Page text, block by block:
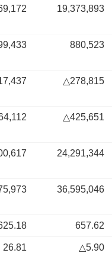
19,373,893
880,523
△278,815
△425,651
24,291,344
36,595,046
657.62
26.81 △5.90